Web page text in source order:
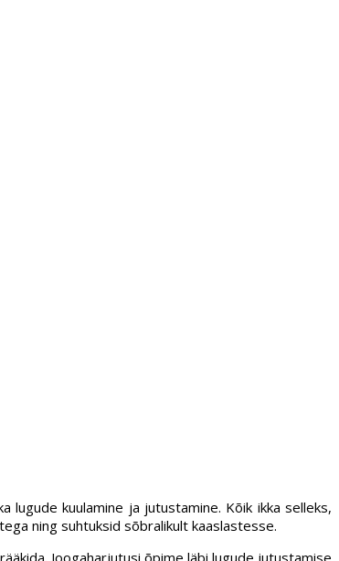
kuulamine ja jutustamine. Kõik ikka selleks,
ning suhtuksid sõbralikult kaaslastesse.